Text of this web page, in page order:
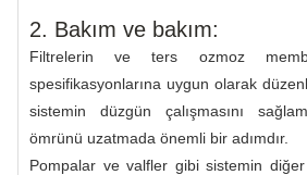
2. Bakım ve bakım:
Filtrelerin ve ters ozmoz
spesifikasyonlarına uygun olarak
sistemin düzgün çalışmasını
ömrünü uzatmada önemli bir adımdır.
Pompalar ve valfler gibi sistemin